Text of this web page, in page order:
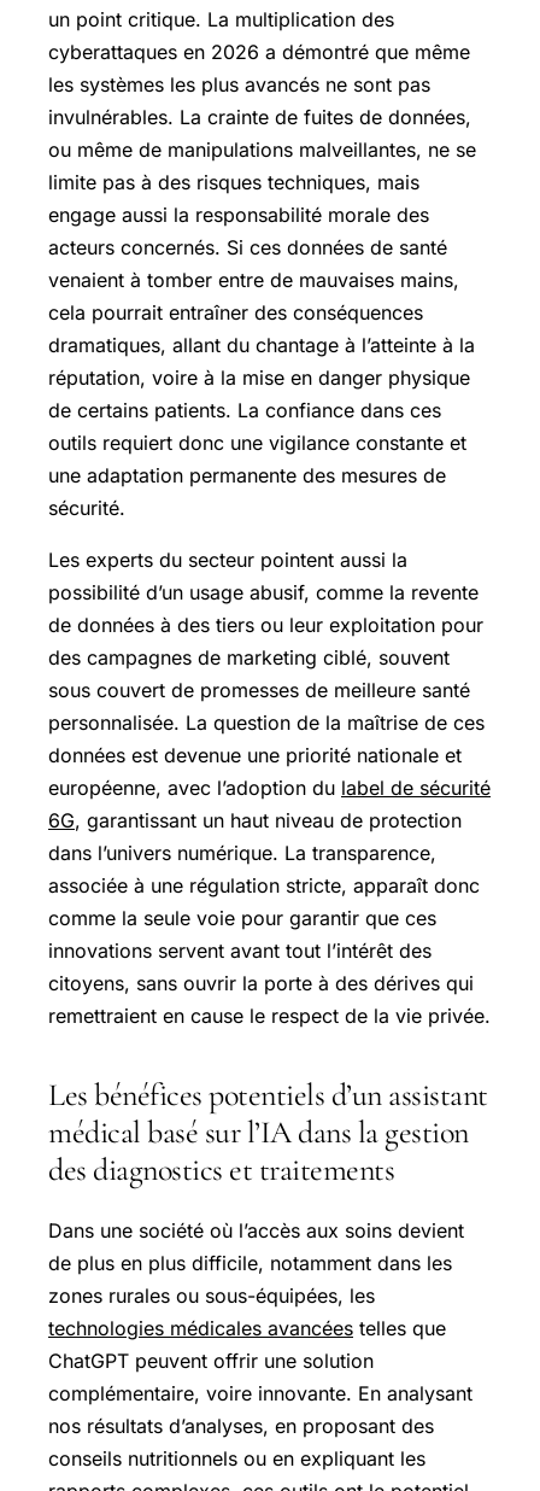
un point critique. La multiplication des
cyberattaques en 2026 a démontré que même
les systèmes les plus avancés ne sont pas
invulnérables. La crainte de fuites de données,
ou même de manipulations malveillantes, ne se
limite pas à des risques techniques, mais
engage aussi la responsabilité morale des
acteurs concernés. Si ces données de santé
venaient à tomber entre de mauvaises mains,
cela pourrait entraîner des conséquences
dramatiques, allant du chantage à l’atteinte à la
réputation, voire à la mise en danger physique
de certains patients. La confiance dans ces
outils requiert donc une vigilance constante et
une adaptation permanente des mesures de
sécurité.
Les experts du secteur pointent aussi la
possibilité d’un usage abusif, comme la revente
de données à des tiers ou leur exploitation pour
des campagnes de marketing ciblé, souvent
sous couvert de promesses de meilleure santé
personnalisée. La question de la maîtrise de ces
données est devenue une priorité nationale et
européenne, avec l’adoption du label de sécurité
6G, garantissant un haut niveau de protection
dans l’univers numérique. La transparence,
associée à une régulation stricte, apparaît donc
comme la seule voie pour garantir que ces
innovations servent avant tout l’intérêt des
citoyens, sans ouvrir la porte à des dérives qui
remettraient en cause le respect de la vie privée.
Les bénéfices potentiels d’un assistant
médical basé sur l’IA dans la gestion
des diagnostics et traitements
Dans une société où l’accès aux soins devient
de plus en plus difficile, notamment dans les
zones rurales ou sous-équipées, les
technologies médicales avancées telles que
ChatGPT peuvent offrir une solution
complémentaire, voire innovante. En analysant
nos résultats d’analyses, en proposant des
conseils nutritionnels ou en expliquant les